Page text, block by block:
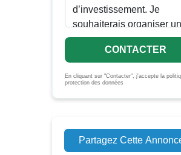
CONTACTER
En cliquant sur "Contacter", j'accepte la
protection des données
Partagez Cette